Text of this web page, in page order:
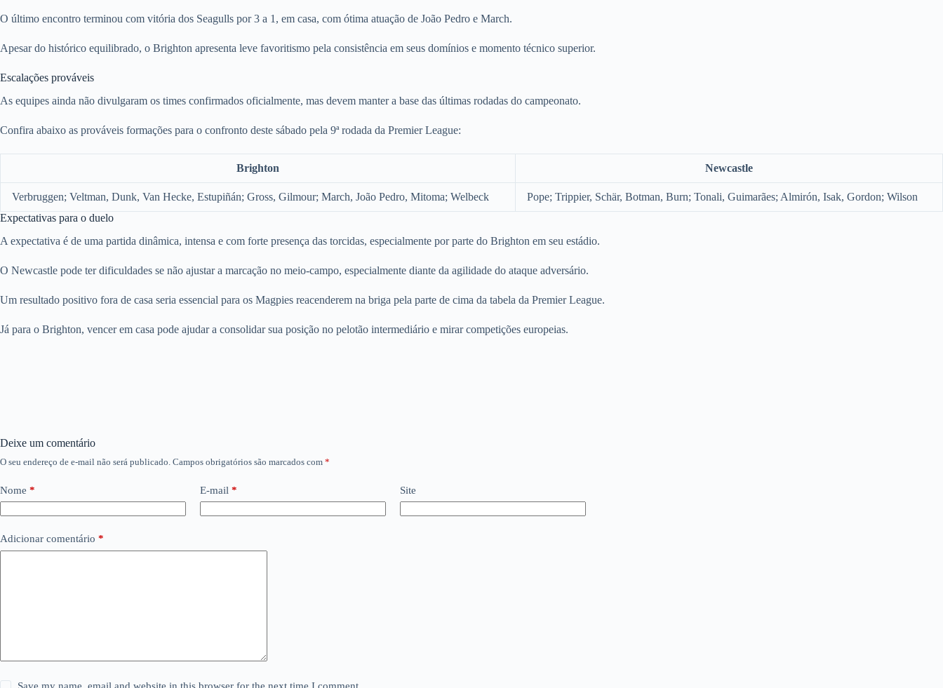
O último encontro terminou com vitória dos Seagulls por 3 a 1, em casa, com ótima atuação de João Pedro e March.
Apesar do histórico equilibrado, o Brighton apresenta leve favoritismo pela consistência em seus domínios e momento técnico superior.
Escalações prováveis
As equipes ainda não divulgaram os times confirmados oficialmente, mas devem manter a base das últimas rodadas do campeonato.
Confira abaixo as prováveis formações para o confronto deste sábado pela 9ª rodada da Premier League:
Brighton Newcastle
Verbruggen; Veltman, Dunk, Van Hecke, Estupiñán; Gross, Gilmour; March, João Pedro, Mitoma; Welbeck
Pope; Trippier, Schär, Botman, Burn; Tonali, Guimarães; Almirón, Isak, Gordon; Wilson
Expectativas para o duelo
A expectativa é de uma partida dinâmica, intensa e com forte presença das torcidas, especialmente por parte do Brighton em seu estádio.
O Newcastle pode ter dificuldades se não ajustar a marcação no meio-campo, especialmente diante da agilidade do ataque adversário.
Um resultado positivo fora de casa seria essencial para os Magpies reacenderem na briga pela parte de cima da tabela da Premier League.
Já para o Brighton, vencer em casa pode ajudar a consolidar sua posição no pelotão intermediário e mirar competições europeias.
Deixe um comentário
O seu endereço de e-mail não será publicado. Campos obrigatórios são marcados com *
Nome * E-mail * Site
Adicionar comentário *